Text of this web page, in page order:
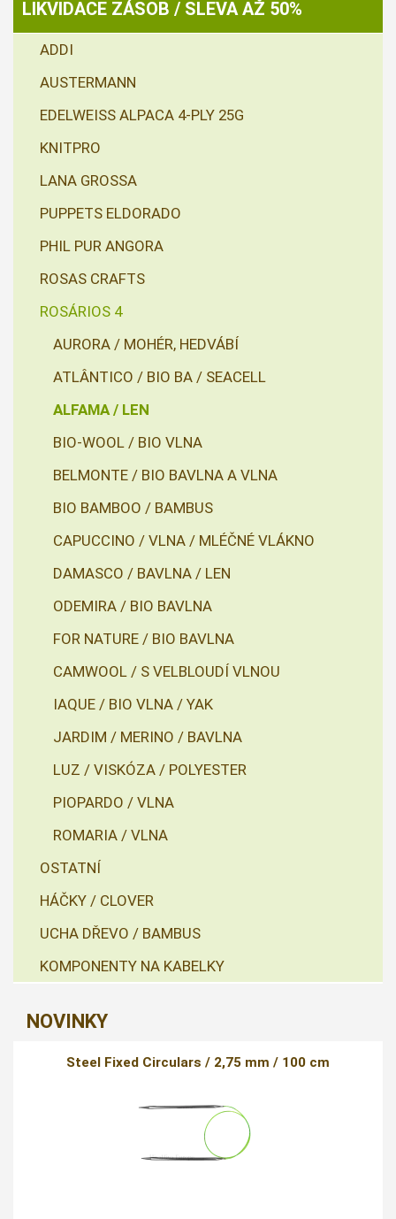
LIKVIDACE ZÁSOB / SLEVA AŽ 50%
ADDI
AUSTERMANN
EDELWEISS ALPACA 4-PLY 25G
KNITPRO
LANA GROSSA
PUPPETS ELDORADO
PHIL PUR ANGORA
ROSAS CRAFTS
ROSÁRIOS 4
AURORA / MOHÉR, HEDVÁBÍ
ATLÂNTICO / BIO BA / SEACELL
ALFAMA / LEN
BIO-WOOL / BIO VLNA
BELMONTE / BIO BAVLNA A VLNA
BIO BAMBOO / BAMBUS
CAPUCCINO / VLNA / MLÉČNÉ VLÁKNO
DAMASCO / BAVLNA / LEN
ODEMIRA / BIO BAVLNA
FOR NATURE / BIO BAVLNA
CAMWOOL / S VELBLOUDÍ VLNOU
IAQUE / BIO VLNA / YAK
JARDIM / MERINO / BAVLNA
LUZ / VISKÓZA / POLYESTER
PIOPARDO / VLNA
ROMARIA / VLNA
OSTATNÍ
HÁČKY / CLOVER
UCHA DŘEVO / BAMBUS
KOMPONENTY NA KABELKY
NOVINKY
Steel Fixed Circulars / 2,75 mm / 100 cm